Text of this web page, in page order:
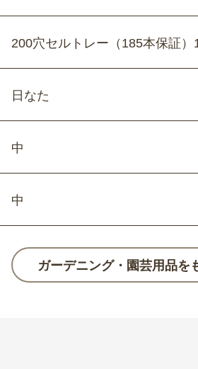
200穴セルトレー（185本保証）
日なた
中
中
ガーデニング・園芸用品を